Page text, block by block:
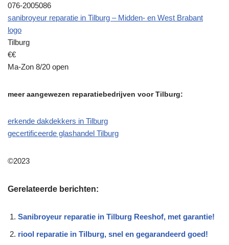
076-2005086
sanibroyeur reparatie in Tilburg – Midden- en West Brabant
logo
Tilburg
€€
Ma-Zon 8/20 open
meer aangewezen reparatiebedrijven voor Tilburg:
erkende dakdekkers in Tilburg
gecertificeerde glashandel Tilburg
©2023
Gerelateerde berichten:
Sanibroyeur reparatie in Tilburg Reeshof, met garantie!
riool reparatie in Tilburg, snel en gegarandeerd goed!